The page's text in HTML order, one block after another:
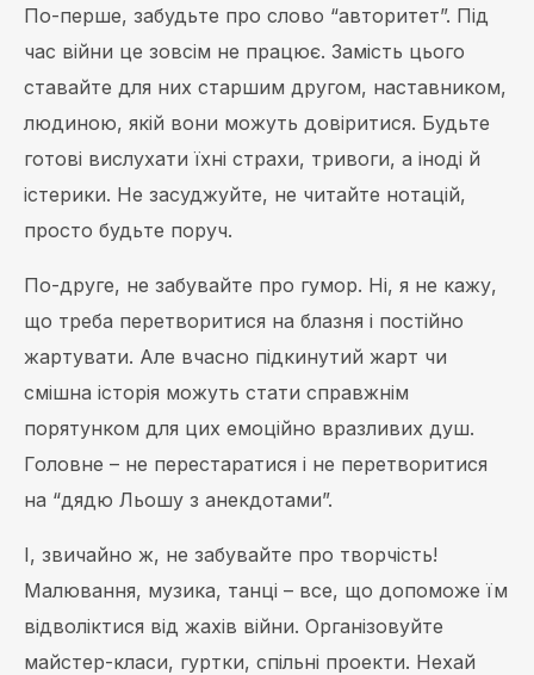
По-перше, забудьте про слово “авторитет”. Під
час війни це зовсім не працює. Замість цього
ставайте для них старшим другом, наставником,
людиною, якій вони можуть довіритися. Будьте
готові вислухати їхні страхи, тривоги, а іноді й
істерики. Не засуджуйте, не читайте нотацій,
просто будьте поруч.
По-друге, не забувайте про гумор. Ні, я не кажу,
що треба перетворитися на блазня і постійно
жартувати. Але вчасно підкинутий жарт чи
смішна історія можуть стати справжнім
порятунком для цих емоційно вразливих душ.
Головне – не перестаратися і не перетворитися
на “дядю Льошу з анекдотами”.
І, звичайно ж, не забувайте про творчість!
Малювання, музика, танці – все, що допоможе їм
відволіктися від жахів війни. Організовуйте
майстер-класи, гуртки, спільні проекти. Нехай